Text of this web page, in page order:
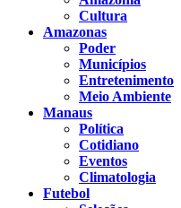
Cultura
Amazonas
Poder
Municípios
Entretenimento
Meio Ambiente
Manaus
Política
Cotidiano
Eventos
Climatologia
Futebol